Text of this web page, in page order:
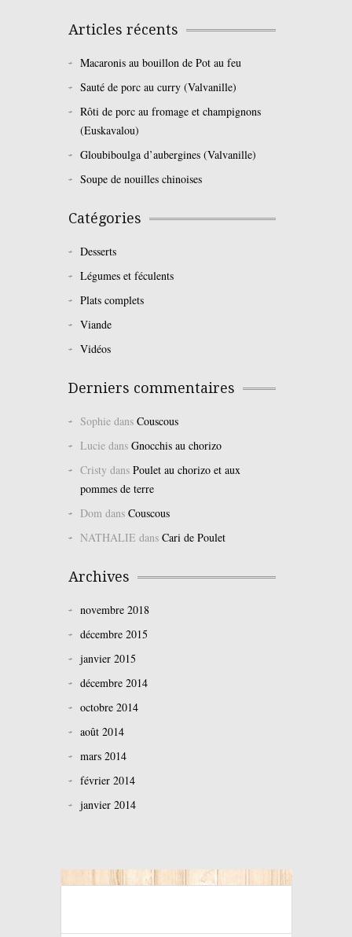
Articles récents
Macaronis au bouillon de Pot au feu
Sauté de porc au curry (Valvanille)
Rôti de porc au fromage et champignons
(Euskavalou)
Gloubiboulga d’aubergines (Valvanille)
Soupe de nouilles chinoises
Catégories
Desserts
Légumes et féculents
Plats complets
Viande
Vidéos
Derniers commentaires
Sophie dansCouscous
Lucie dansGnocchis au chorizo
Cristy dansPoulet au chorizo et aux
pommes de terre
Dom dansCouscous
NATHALIE dansCari de Poulet
Archives
novembre 2018
décembre 2015
janvier 2015
décembre 2014
octobre 2014
août 2014
mars 2014
février 2014
janvier 2014